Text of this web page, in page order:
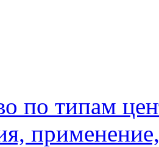
по типам